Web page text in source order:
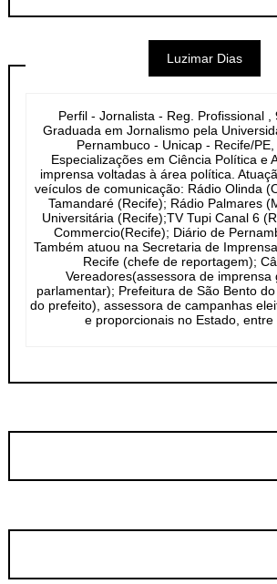
Luzimar Dias
Perfil - Jornalista - Reg. Profissional ,
Graduada em Jornalismo pela
Pernambuco - Unicap - Recife/PE,
Especializações em Ciência Política e
imprensa voltadas à área política.
veículos de comunicação: Rádio Olinda
Tamandaré (Recife); Rádio Palmares
Universitária (Recife);TV Tupi Canal 6
Commercio(Recife); Diário de
Também atuou na Secretaria de
Recife (chefe de reportagem);
Vereadores(assessora de imprensa
parlamentar); Prefeitura de São Bento
do prefeito), assessora de campanhas
e proporcionais no Estado, entre